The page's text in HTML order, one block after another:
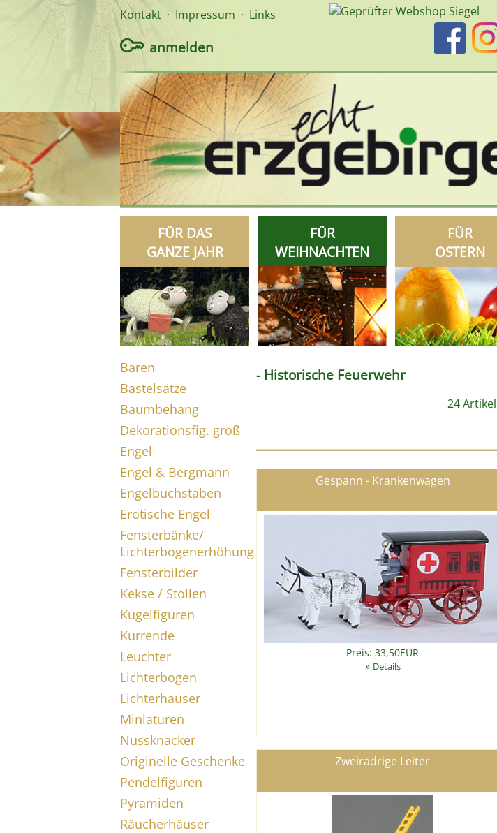
Kontakt · Impressum · Links
anmelden
FÜR DAS
GANZE JAHR
FÜR
WEIHNACHTEN
FÜR
OSTERN
Bären
Bastelsätze
Baumbehang
Dekorationsfig. groß
Engel
Engel & Bergmann
Engelbuchstaben
Erotische Engel
Fensterbänke/
Lichterbogenerhöhung
Fensterbilder
Kekse / Stollen
Kugelfiguren
Kurrende
Leuchter
Lichterbogen
Lichterhäuser
Miniaturen
Nussknacker
Originelle Geschenke
Pendelfiguren
Pyramiden
Räucherhäuser
- Historische Feuerwehr
24
Gespann - Krankenwagen
Preis: 33,50EUR
» Details
Zweirädrige Leiter